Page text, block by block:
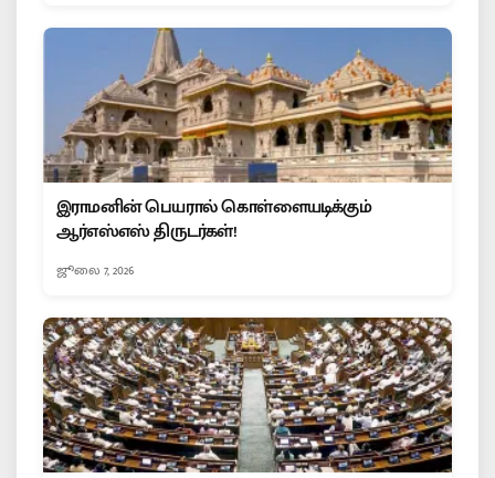
இராமனின் பெயரால் கொள்ளையடிக்கும்
ஆர்எஸ்எஸ் திருடர்கள்!
ஜூலை 7, 2026